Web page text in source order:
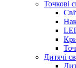
Точкові
Дитячі